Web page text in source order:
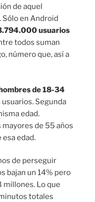
de aquel
. Sólo en Android
usuarios
todos suman
número que, así a
de 18-34
Segunda
edad.
de 55 años
edad.
de perseguir
bajan un 14% pero
millones. Lo que
totales